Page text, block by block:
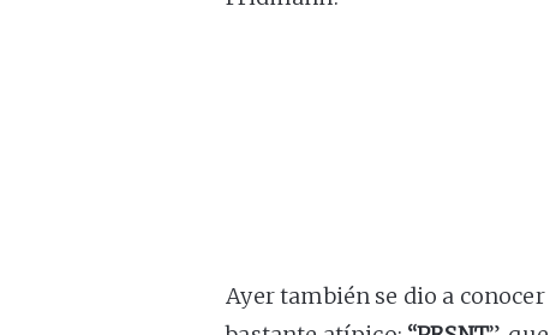
Ayer también se dio a